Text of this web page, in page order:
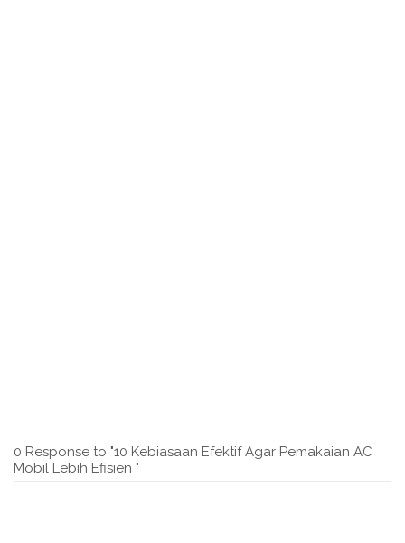
0 Response to "10 Kebiasaan Efektif Agar Pemakaian AC
Mobil Lebih Efisien "